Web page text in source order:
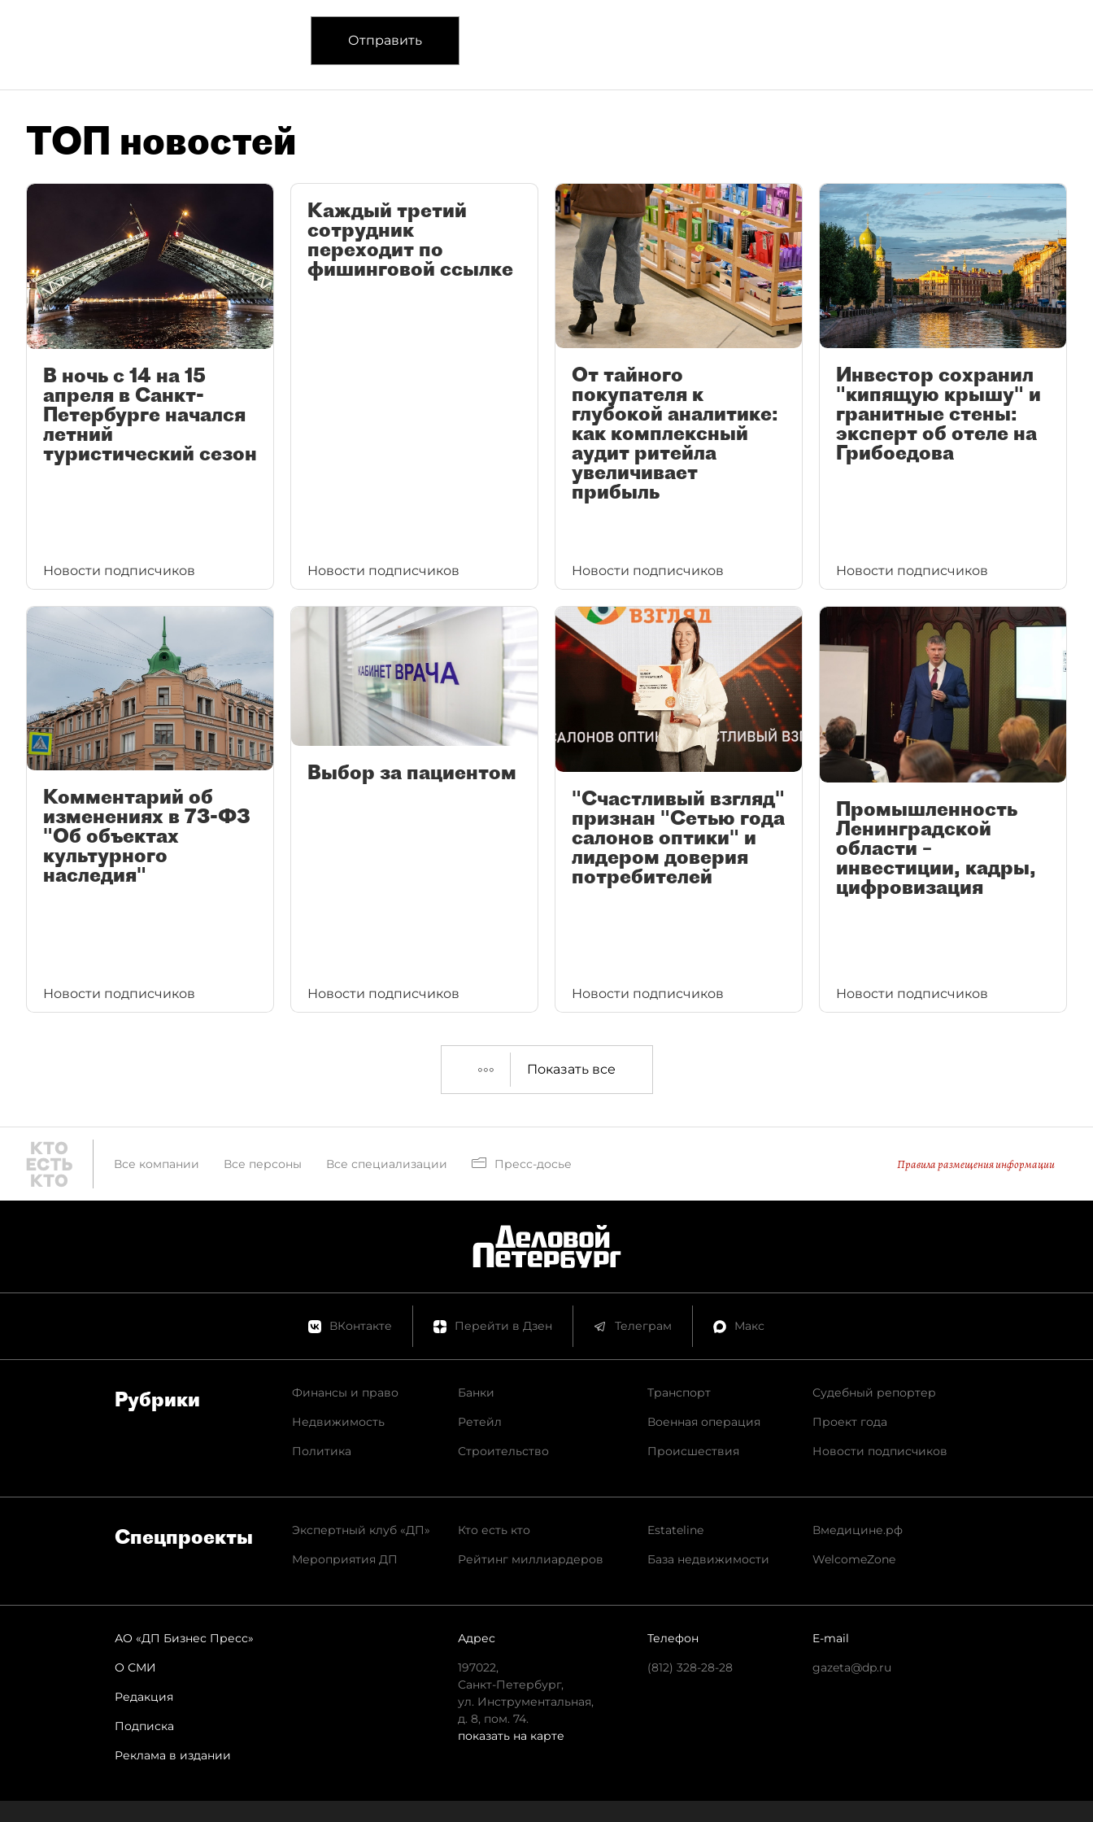
Отправить
ТОП новостей
В ночь с 14 на 15
апреля в Санкт-
Петербурге начался
летний
туристический сезон
Новости подписчиков
Каждый третий
сотрудник
переходит по
фишинговой ссылке
Новости подписчиков
От тайного
покупателя к
глубокой аналитике:
как комплексный
аудит ритейла
увеличивает
прибыль
Новости подписчиков
Инвестор сохранил
"кипящую крышу" и
гранитные стены:
эксперт об отеле на
Грибоедова
Новости подписчиков
Комментарий об
изменениях в 73-ФЗ
"Об объектах
культурного
наследия"
Новости подписчиков
Выбор за пациентом
Новости подписчиков
"Счастливый взгляд"
признан "Сетью года
салонов оптики" и
лидером доверия
потребителей
Новости подписчиков
Промышленность
Ленинградской
области –
инвестиции, кадры,
цифровизация
Новости подписчиков
Показать все
Все компании Все персоны Все специализации Пресс-досье Правила размещения информации
ВКонтакте Перейти в Дзен Телеграм Макс
Рубрики
Финансы и право
Недвижимость
Политика
Банки
Ретейл
Строительство
Транспорт
Военная операция
Происшествия
Судебный репортер
Проект года
Новости подписчиков
Спец­проекты
Экспертный клуб «ДП»
Мероприятия ДП
Кто есть кто
Рейтинг миллиардеров
Estateline
База недвижимости
Вмедицине.рф
WelcomeZone
АО «ДП Бизнес Пресс»
О СМИ
Редакция
Подписка
Реклама в издании
Адрес
197022,
Санкт-Петербург,
ул. Инструментальная,
д. 8, пом. 74.
показать на карте
Телефон
(812) 328-28-28
E-mail
gazeta@dp.ru